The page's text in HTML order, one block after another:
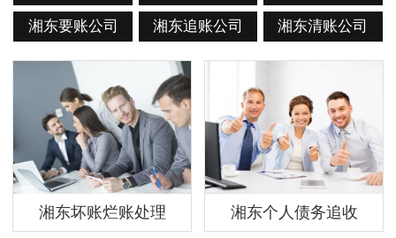
湘东要账公司 湘东追账公司 湘东清账公司
湘东坏账烂账处理 湘东个人债务追收